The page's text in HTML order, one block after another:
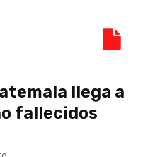
llega a
fallecidos